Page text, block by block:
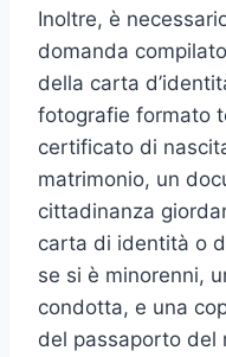
Inoltre, è
domanda
della carta
fotografie formato
certificato di
matrimonio, un
cittadinanza
carta di identità o
se si è minorenni,
condotta, e una
del passaporto del